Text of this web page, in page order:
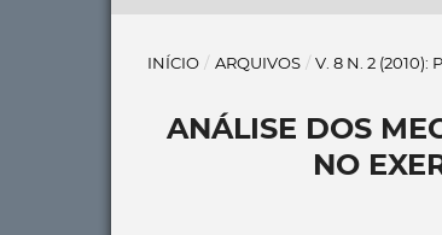
INÍCIO / ARQUIVOS / V. 8 N. 2 (2010):
ANÁLISE DOS
NO